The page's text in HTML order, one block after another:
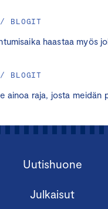
BLOGIT
haastaa myös
BLOGIT
ainoa raja, josta meidän
Uutishuone
Julkaisut